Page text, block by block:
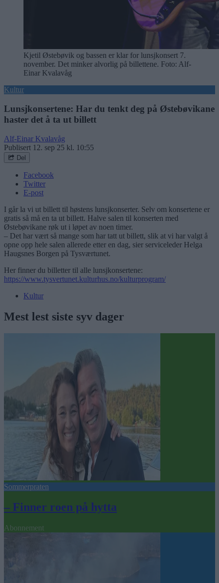
Kjetil Østebøvik og bassen er klar for lunsjkonsert 7.
november. Det minker alvorlig på billettene. Foto: Alf-
Einar Kvalavåg
Kultur
Lunsjkonsertene: Har du tenkt deg på Østebøvikane
haster det å ta ut billett
Alf-Einar Kvalavåg
Publisert 12. sep 25 kl. 10:55
Del
Facebook
Twitter
E-post
I går la vi ut billett til høstens lunsjkonserter. Selv om konsertene er
gratis så må en ta ut billett. Halve salen til konserten med
Østebøvikane røk ut i løpet av noen timer.
– Det har vært så mange som har tatt ut billett, slik at vi har valgt å
opne opp hele salen allerede etter en dag, sier serviceleder Helga
Haugsnes Borgen på Tysværtunet.
Her finner du billetter til alle lunsjkonsertene:
https://www.tysvertunet.kulturhus.no/kulturprogram/
Kultur
Mest lest siste syv dager
Sommerpraten
– Finner roen på hytta
Abonnement